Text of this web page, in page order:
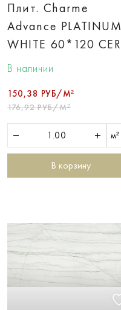
Плит. Charme
Advance PLATINUM
WHITE 60*120 CER
В наличии
150,38 РУБ/М²
176,92 РУБ/М²
м²
В корзину